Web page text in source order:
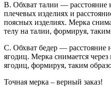
B. Обхват талии — расстояние
плечевых изделиях и
поясных изделиях. Мерка
телу на талии, формируя,
C. Обхват бедер — расстояние
ягодиц. Мерка снимается
ягодиц, формируя, таким
Точная мерка – верный заказ!